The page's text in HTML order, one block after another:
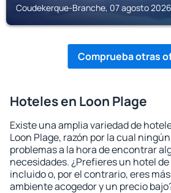
Coudekerque-Branche, 07 agosto
Comprueba otras
Hoteles en Loon Plage
Existe una amplia variedad de
Loon Plage, razón por la cual
problemas a la hora de encontrar
necesidades. ¿Prefieres un hotel
incluido o, por el contrario, eres
ambiente acogedor y un precio